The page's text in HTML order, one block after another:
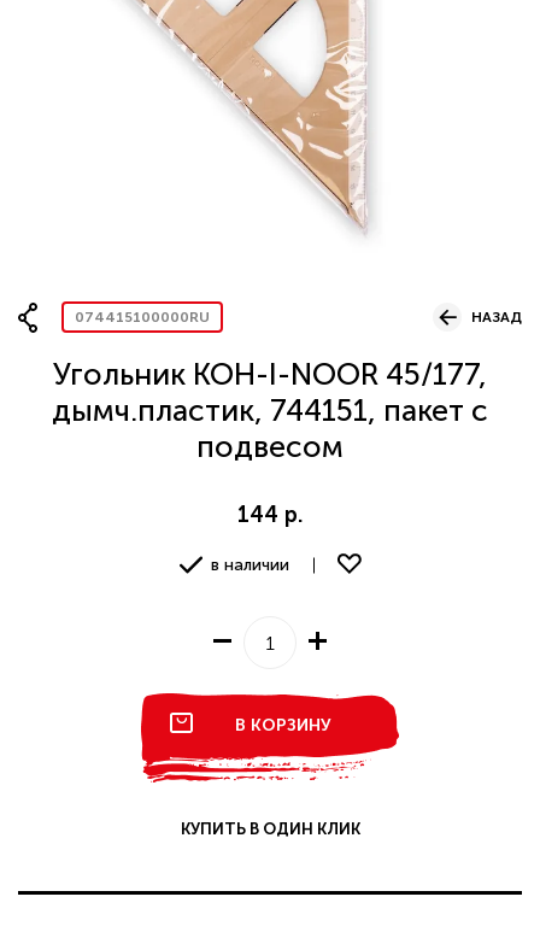
074415100000RU НАЗАД
Угольник KOH-I-NOOR 45/177,
дымч.пластик, 744151, пакет с
подвесом
144 р.
в наличии
В КОРЗИНУ
КУПИТЬ В ОДИН КЛИК
Вопрос по представительству